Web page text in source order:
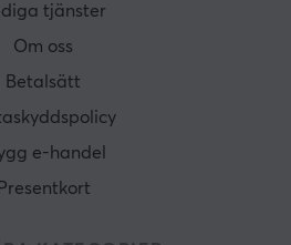
tjänster
Om oss
Betalsätt
e-handel
Presentkort